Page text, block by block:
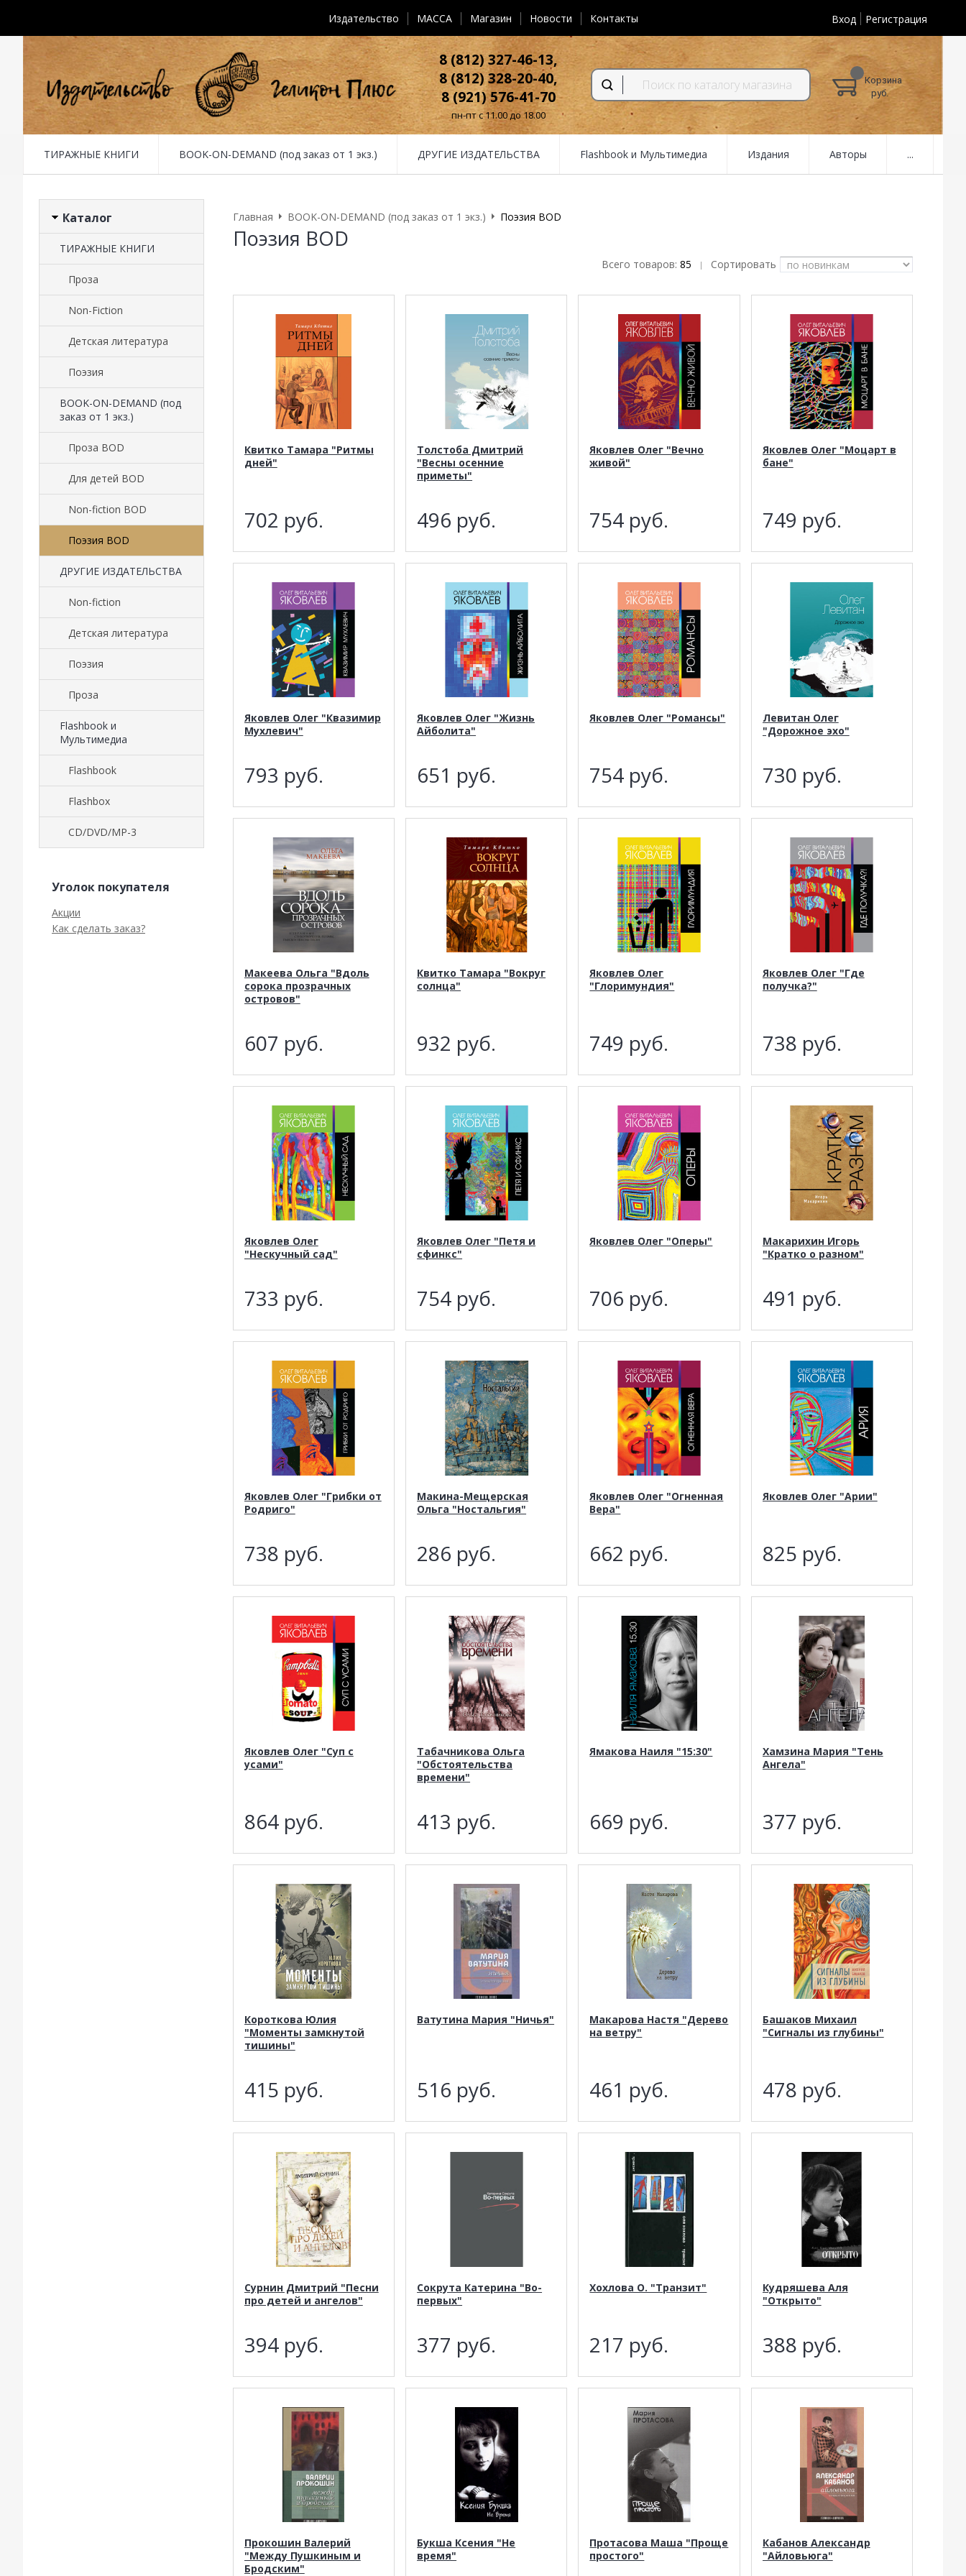
Издательство MACCA Магазин Новости Контакты Вход Регистрация
8 (812) 327-46-13,
8 (812) 328-20-40,
8 (921) 576-41-70
пн-пт с 11.00 до 18.00
Корзина
руб.
ТИРАЖНЫЕ КНИГИ BOOK-ON-DEMAND (под заказ от 1 экз.) ДРУГИЕ ИЗДАТЕЛЬСТВА Flashbook и Мультимедиа Издания Авторы ...
Каталог
ТИРАЖНЫЕ КНИГИ
Проза
Non-Fiction
Детская литература
Поэзия
BOOK-ON-DEMAND (под
заказ от 1 экз.)
Проза BOD
Для детей BOD
Non-fiction BOD
Поэзия BOD
ДРУГИЕ ИЗДАТЕЛЬСТВА
Non-fiction
Детская литература
Поэзия
Проза
Flashbook и
Мультимедиа
Flashbook
Flashbox
CD/DVD/MP-3
Уголок покупателя
Акции
Как сделать заказ?
Главная BOOK-ON-DEMAND (под заказ от 1 экз.) Поэзия BOD
Поэзия BOD
Всего товаров: 85 | Сортировать
Квитко Тамара "Ритмы
дней"
702 руб.
Толстоба Дмитрий
"Весны осенние
приметы"
496 руб.
Яковлев Олег "Вечно
живой"
754 руб.
Яковлев Олег "Моцарт в
бане"
749 руб.
Яковлев Олег "Квазимир
Мухлевич"
793 руб.
Яковлев Олег "Жизнь
Айболита"
651 руб.
Яковлев Олег "Романсы"
754 руб.
Левитан Олег
"Дорожное эхо"
730 руб.
Макеева Ольга "Вдоль
сорока прозрачных
островов"
607 руб.
Квитко Тамара "Вокруг
солнца"
932 руб.
Яковлев Олег
"Глоримундия"
749 руб.
Яковлев Олег "Где
получка?"
738 руб.
Яковлев Олег
"Нескучный сад"
733 руб.
Яковлев Олег "Петя и
сфинкс"
754 руб.
Яковлев Олег "Оперы"
706 руб.
Макарихин Игорь
"Кратко о разном"
491 руб.
Яковлев Олег "Грибки от
Родриго"
738 руб.
Макина-Мещерская
Ольга "Ностальгия"
286 руб.
Яковлев Олег "Огненная
Вера"
662 руб.
Яковлев Олег "Арии"
825 руб.
Яковлев Олег "Суп с
усами"
864 руб.
Табачникова Ольга
"Обстоятельства
времени"
413 руб.
Ямакова Наиля "15:30"
669 руб.
Хамзина Мария "Тень
Ангела"
377 руб.
Короткова Юлия
"Моменты замкнутой
тишины"
415 руб.
Ватутина Мария "Ничья"
516 руб.
Макарова Настя "Дерево
на ветру"
461 руб.
Башаков Михаил
"Сигналы из глубины"
478 руб.
Сурнин Дмитрий "Песни
про детей и ангелов"
394 руб.
Сокрута Катерина "Во-
первых"
377 руб.
Хохлова О. "Транзит"
217 руб.
Кудряшева Аля
"Открыто"
388 руб.
Прокошин Валерий
"Между Пушкиным и
Бродским"
Букша Ксения "Не
время"
Протасова Маша "Проще
простого"
Кабанов Александр
"Айловьюга"